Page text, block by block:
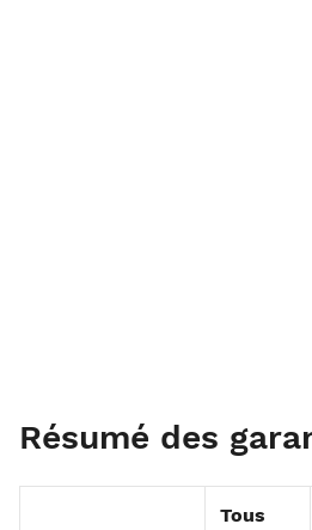
Résumé des
Tous